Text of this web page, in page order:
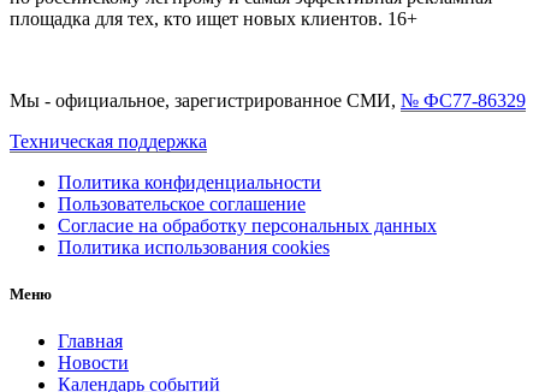
площадка для тех, кто ищет новых клиентов. 16+
Мы - официальное, зарегистрированное СМИ, № ФС77-86329
Техническая поддержка
Политика конфиденциальности
Пользовательское соглашение
Согласие на обработку персональных данных
Политика использования cookies
Меню
Главная
Новости
Календарь событий